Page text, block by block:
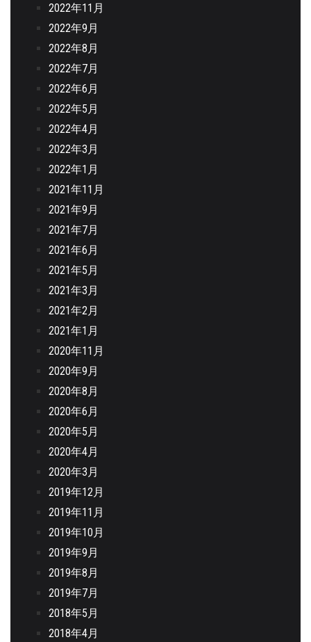
2022年11月
2022年9月
2022年8月
2022年7月
2022年6月
2022年5月
2022年4月
2022年3月
2022年1月
2021年11月
2021年9月
2021年7月
2021年6月
2021年5月
2021年3月
2021年2月
2021年1月
2020年11月
2020年9月
2020年8月
2020年6月
2020年5月
2020年4月
2020年3月
2019年12月
2019年11月
2019年10月
2019年9月
2019年8月
2019年7月
2018年5月
2018年4月